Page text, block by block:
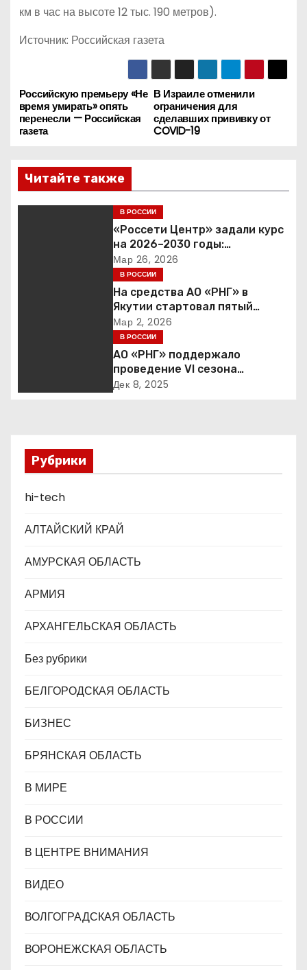
км в час на высоте 12 тыс. 190 метров).
Источник: Российская газета
Н
а
и
о
а
п
и
с
я
м
В Израиле отменили
ограничения для
сделавших прививку от
COVID-19
Российскую премьеру «Не
время умирать» опять
перенесли — Российская
газета
Читайте также
В РОССИИ
«Россети Центр» задали курс
на 2026–2030 годы:
инвестиции в надежность и
сбалансированная
финансовая политика
Мар 26, 2026
В РОССИИ
На средства АО «РНГ» в
Якутии стартовал пятый
юбилейный конкурс в сфере
образования
Мар 2, 2026
В РОССИИ
АО «РНГ» поддержало
проведение VI сезона
международной детско-
Дек 8, 2025
Рубрики
hi-tech
АЛТАЙСКИЙ КРАЙ
АМУРСКАЯ ОБЛАСТЬ
АРМИЯ
АРХАНГЕЛЬСКАЯ ОБЛАСТЬ
Без рубрики
БЕЛГОРОДСКАЯ ОБЛАСТЬ
БИЗНЕС
БРЯНСКАЯ ОБЛАСТЬ
В МИРЕ
В РОССИИ
В ЦЕНТРЕ ВНИМАНИЯ
ВИДЕО
ВОЛГОГРАДСКАЯ ОБЛАСТЬ
ВОРОНЕЖСКАЯ ОБЛАСТЬ